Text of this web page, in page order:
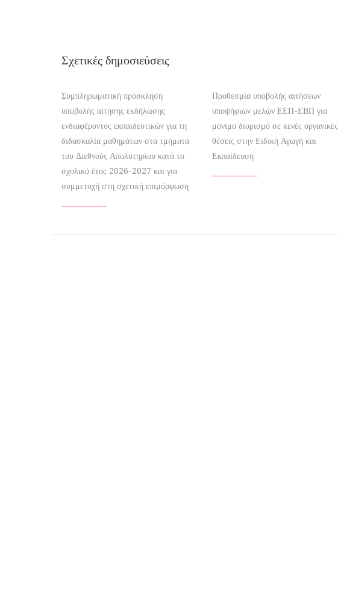
Σχετικές δημοσιεύσεις
Συμπληρωματική πρόσκληση
υποβολής αίτησης εκδήλωσης
ενδιαφέροντος εκπαιδευτικών για τη
διδασκαλία μαθημάτων στα τμήματα
του Διεθνούς Απολυτηρίου κατά το
σχολικό έτος 2026-2027 και για
συμμετοχή στη σχετική επιμόρφωση
Προθεσμία υποβολής αιτήσεων
υποψήφιων μελών ΕΕΠ-ΕΒΠ για
μόνιμο διορισμό σε κενές οργανικές
θέσεις στην Ειδική Αγωγή και
Εκπαίδευση